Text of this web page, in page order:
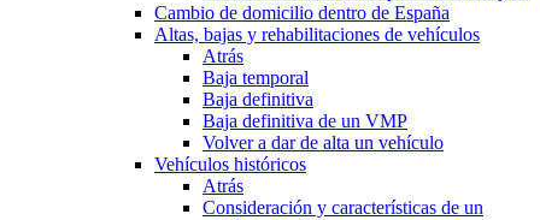
Cambio de domicilio dentro de España
Altas, bajas y rehabilitaciones de vehículos
Atrás
Baja temporal
Baja definitiva
Baja definitiva de un VMP
Volver a dar de alta un vehículo
Vehículos históricos
Atrás
Consideración y características de un